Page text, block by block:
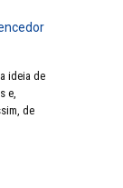
ideia de
e,
de